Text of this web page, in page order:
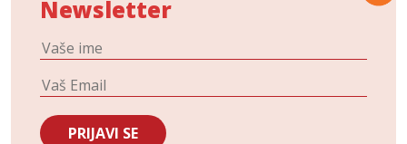
Newsletter